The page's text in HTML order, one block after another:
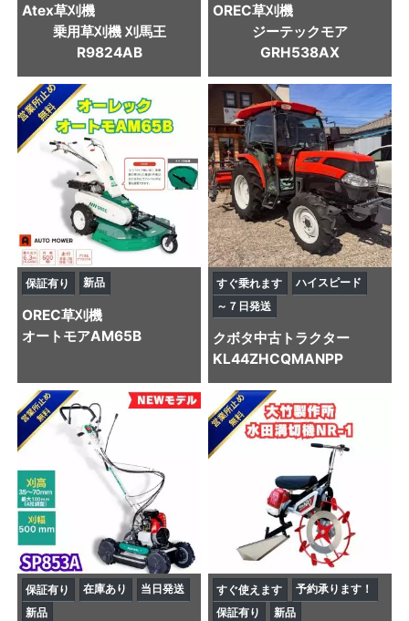
Atex草刈機
乗用草刈機 刈馬王
R9824AB
OREC草刈機
ジーテックモア
GRH538AX
保証有り 新品
OREC草刈機
オートモアAM65B
すぐ乗れます
ハイスピード
～７日発送
クボタ中古トラクター
KL44ZHCQMANPP
保証有り 在庫あり
当日発送
新品
すぐ使えます
予約承ります！
保証有り
新品